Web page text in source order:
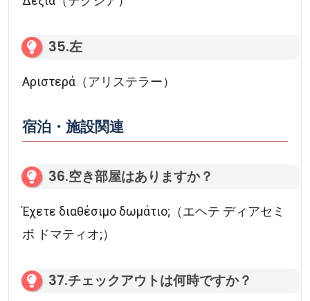
35.左
Αριστερά（アリステラー）
宿泊・施設関連
36.空き部屋はありますか？
Έχετε διαθέσιμο δωμάτιο;（エヘテ ディアセミ
ボ ドマティオ;）
37.チェックアウトは何時ですか？